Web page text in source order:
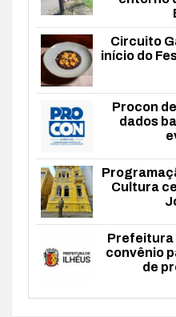
Circuito
início do
Procon
dados
Cultura
Prefeitura
convênio
de